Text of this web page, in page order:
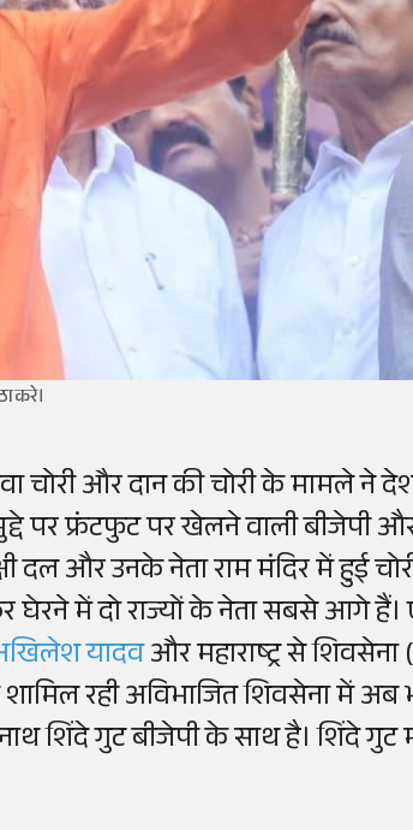
चोरी और दान की चोरी के मामले ने
पर फ्रंटफुट पर खेलने वाली
दल और उनके नेता राम मंदिर में हुई
में दो राज्यों के नेता सबसे आगे हैं।
यादवऔर महाराष्ट्र से
रही अविभाजित शिवसेना में अब
शिंदे गुट बीजेपी के साथ है। शिंदे गुट